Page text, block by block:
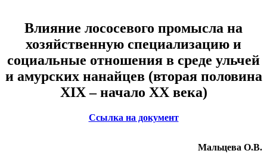
Влияние лососевого промысла на
хозяйственную специализацию и
социальные отношения в среде ульчей
и амурских нанайцев (вторая половина
XIX – начало XX века)
Ссылка на документ
Мальцева О.В.